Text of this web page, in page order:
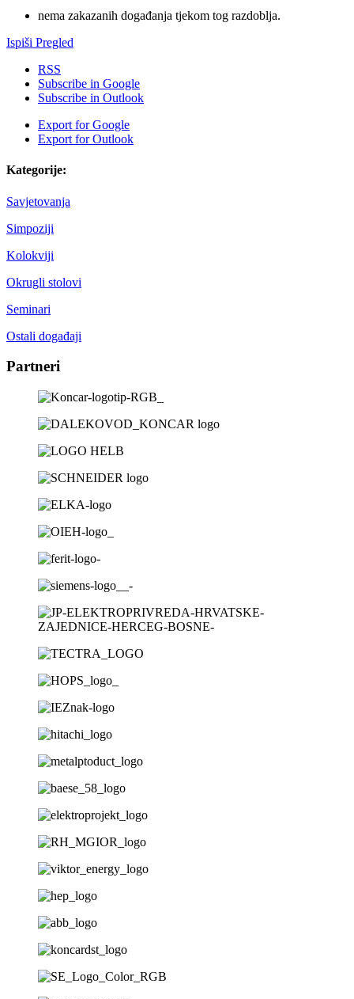
nema zakazanih događanja tjekom tog razdoblja.
Ispiši Pregled
RSS
Subscribe in Google
Subscribe in Outlook
Export forGoogle
Export forOutlook
Kategorije:
Savjetovanja
Simpoziji
Kolokviji
Okrugli stolovi
Seminari
Ostali događaji
Partneri